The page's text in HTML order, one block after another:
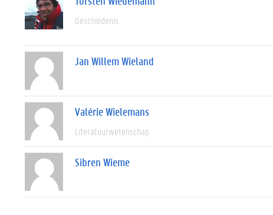
Geschiedenis
Jan Willem Wieland
Valérie Wielemans
Literatuurwetenschap
Sibren Wieme